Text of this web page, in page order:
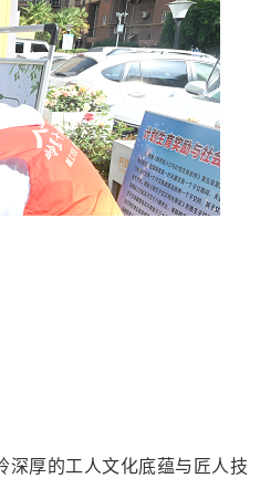
深厚的工人文化底蕴与匠人技